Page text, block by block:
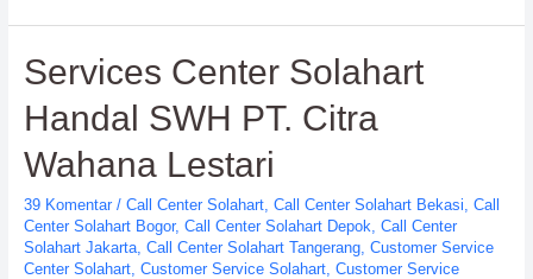
Terbaik
PT.
Wahana
Lestari
Services Center Solahart
Handal SWH PT. Citra
Wahana Lestari
39 Komentar / Call Center Solahart, Call Center Solahart Bekasi Call
Center Solahart Bogor, Call Center Solahart Depok Call Center
Solahart Jakarta, Call Center Solahart Tangerang, Customer Service
Center Solahart, Customer Service Solahart, Customer Service